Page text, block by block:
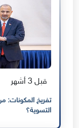
قبل 3 أشهر
تفريخ المكونات:
التسوية؟